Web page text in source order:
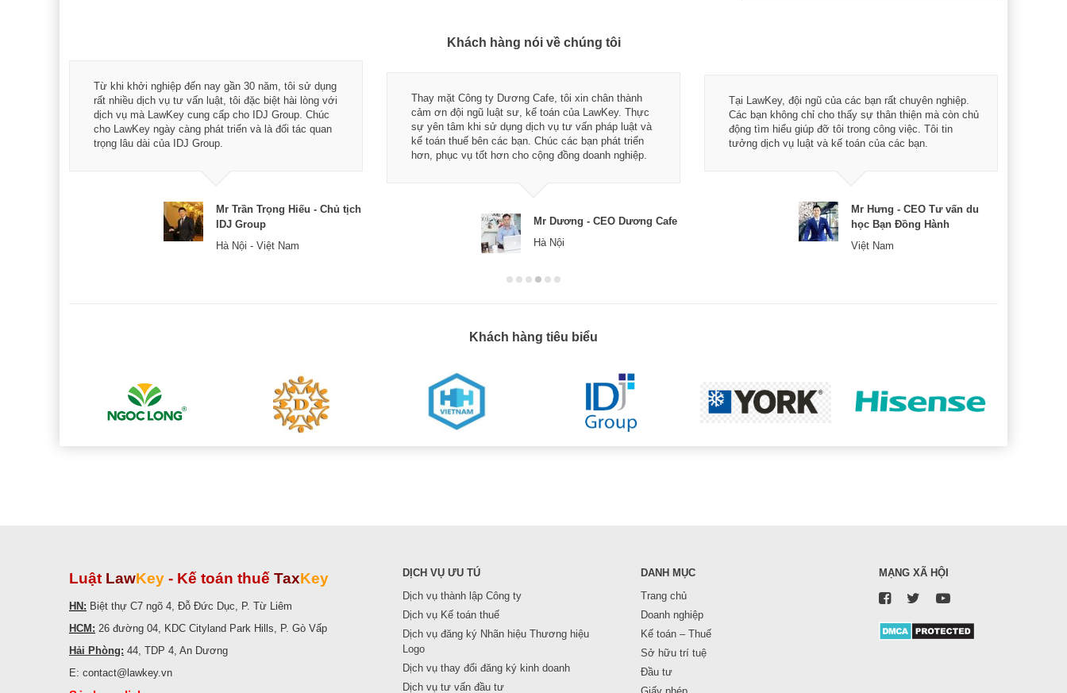
Khách hàng nói về chúng tôi
Từ khi khởi nghiệp đến nay gần 30 năm, tôi sử dụng
rất nhiều dịch vụ tư vấn luật, tôi đặc biệt hài lòng với
dịch vụ mà LawKey cung cấp cho IDJ Group. Chúc
cho LawKey ngày càng phát triển và là đối tác quan
trọng lâu dài của IDJ Group.
Mr Trần Trọng Hiếu - Chủ tịch
IDJ Group
Hà Nội - Việt Nam
Thay mặt Công ty Dương Cafe, tôi xin chân thành
cảm ơn đội ngũ luật sư, kế toán của LawKey. Thực
sự yên tâm khi sử dụng dịch vụ tư vấn pháp luật và
kế toán thuế bên các bạn. Chúc các bạn phát triển
hơn, phục vụ tốt hơn cho cộng đồng doanh nghiệp.
Mr Dương - CEO Dương Cafe
Hà Nội
Tại LawKey, đội ngũ của các bạn rất chuyên nghiệp.
Các bạn không chỉ cho thấy sự thân thiện mà còn chủ
động tìm hiểu giúp đỡ tôi trong công việc. Tôi tin
tưởng dịch vụ luật và kế toán của các bạn.
Mr Hưng - CEO Tư vấn du
học Bạn Đồng Hành
Việt Nam
Khách hàng tiêu biểu
Luật LawKey - Kế toán thuế TaxKey
HN: Biệt thự C7 ngõ 4, Đỗ Đức Dục, P. Từ Liêm
HCM: 26 đường 04, KDC Cityland Park Hills, P. Gò Vấp
Hải Phòng: 44, TDP 4, An Dương
E: contact@lawkey.vn
DỊCH VỤ ƯU TÚ
Dịch vụ thành lập Công ty
Dịch vụ Kế toán thuế
Dịch vụ đăng ký Nhãn hiệu Thương hiệu
Logo
Dịch vụ thay đổi đăng ký kinh doanh
Dịch vụ tư vấn đầu tư
DANH MỤC
Trang chủ
Doanh nghiệp
Kế toán – Thuế
Sở hữu trí tuệ
Đầu tư
MẠNG XÃ HỘI